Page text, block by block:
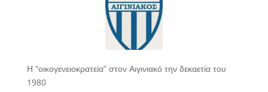
Η “οικογενειοκρατεία” στον Αιγινιακό την δεκαετία του
1980